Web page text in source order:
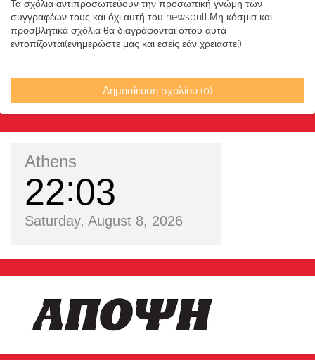
Τα σχόλια αντιπροσωπεύουν την προσωπική γνώμη των
συγγραφέων τους και όχι αυτή του newspull.Μη κόσμια και
προσβλητικά σχόλια θα διαγράφονται όπου αυτά
εντοπίζονται(ενημερώστε μας και εσείς εάν χρειαστεί).
Δημοσίευση σχολίου (0)
Athens
22 03
Saturday, August 8, 2026